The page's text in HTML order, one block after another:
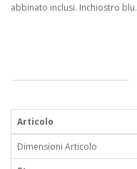
abbinato inclusi. Inchiostro blu.
Articolo
Dimensioni Articolo